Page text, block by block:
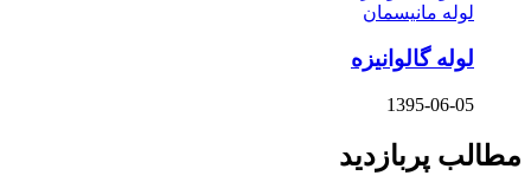
لوله مانیسمان
لوله گالوانیزه
1395-06-05
مطالب پربازدید